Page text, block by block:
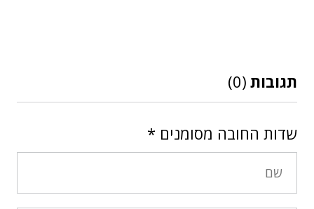
תגובות (0)
שדות החובה מסומנים *